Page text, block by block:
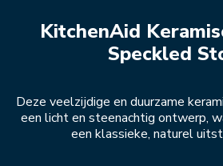
KitchenAid
Speckled
Deze veelzijdige en duurzame
een licht en steenachtig ontwerp,
een klassieke, naturel